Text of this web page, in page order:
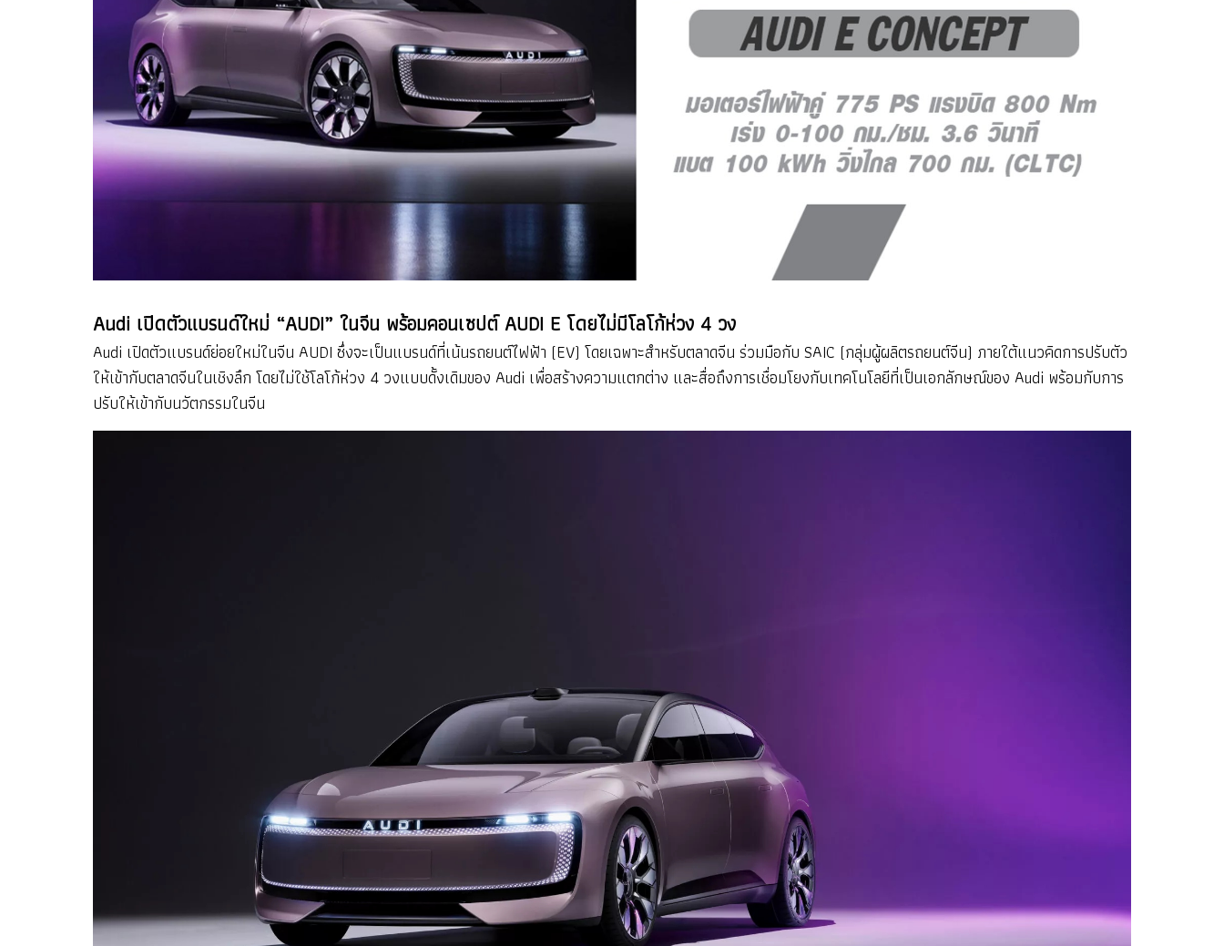
Audi เปิดตัวแบรนด์ใหม่ “AUDI” ในจีน พร้อมคอนเซปต์ AUDI E โดยไม่มีโลโก้ห่วง 4 วง
Audi เปิดตัวแบรนด์ย่อยใหม่ในจีน AUDI ซึ่งจะเป็นแบรนด์ที่เน้นรถยนต์ไฟฟ้า (EV) โดยเฉพาะสำหรับตลาดจีน ร่วมมือกับ SAIC (กลุ่มผู้ผลิตรถยนต์จีน) ภายใต้แนวคิดการปรับตัว
ให้เข้ากับตลาดจีนในเชิงลึก โดยไม่ใช้โลโก้ห่วง 4 วงแบบดั้งเดิมของ Audi เพื่อสร้างความแตกต่าง และสื่อถึงการเชื่อมโยงกับเทคโนโลยีที่เป็นเอกลักษณ์ของ Audi พร้อมกับการ
ปรับให้เข้ากับนวัตกรรมในจีน